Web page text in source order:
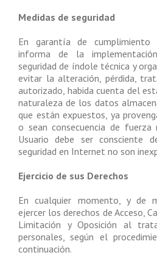
Medidas de seguridad
En garantía de
informa de la
seguridad de índole técnica y
evitar la alteración, pérdida,
autorizado, habida cuenta del
naturaleza de los datos
que están expuestos, ya
o sean consecuencia de
Usuario debe ser consciente
seguridad en Internet no son
Ejercicio de sus Derechos
En cualquier momento, y de
ejercer los derechos de Acceso,
Limitación y Oposición al
personales, según el
continuación.